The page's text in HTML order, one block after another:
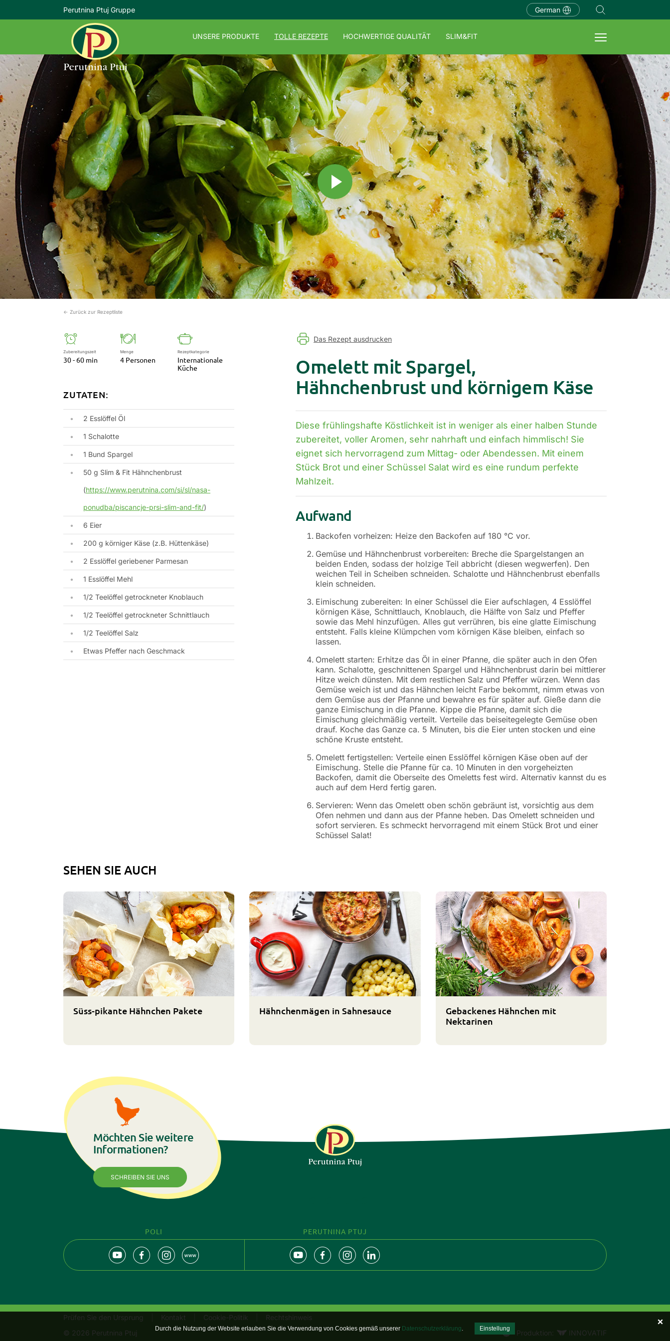
Perutnina Ptuj Gruppe German
UNSERE PRODUKTE TOLLE REZEPTE HOCHWERTIGE QUALITÄT SLIM&FIT
← Zurück zur Rezeptliste
Zubereitungszeit
30 - 60 min
Menge
4 Personen
Rezeptkategorie
Internationale
Küche
ZUTATEN:
2 Esslöffel Öl
1 Schalotte
1 Bund Spargel
50 g Slim & Fit Hähnchenbrust
(https://www.perutnina.com/si/sl/nasa-
ponudba/piscancje-prsi-slim-and-fit/)
6 Eier
200 g körniger Käse (z.B. Hüttenkäse)
2 Esslöffel geriebener Parmesan
1 Esslöffel Mehl
1/2 Teelöffel getrockneter Knoblauch
1/2 Teelöffel getrockneter Schnittlauch
1/2 Teelöffel Salz
Etwas Pfeffer nach Geschmack
Das Rezept ausdrucken
Omelett mit Spargel,
Hähnchenbrust und körnigem Käse
Diese frühlingshafte Köstlichkeit ist in weniger als einer halben Stunde
zubereitet, voller Aromen, sehr nahrhaft und einfach himmlisch! Sie
eignet sich hervorragend zum Mittag- oder Abendessen. Mit einem
Stück Brot und einer Schüssel Salat wird es eine rundum perfekte
Mahlzeit.
Aufwand
Backofen vorheizen: Heize den Backofen auf 180 °C vor.
Gemüse und Hähnchenbrust vorbereiten: Breche die Spargelstangen an
beiden Enden, sodass der holzige Teil abbricht (diesen wegwerfen). Den
weichen Teil in Scheiben schneiden. Schalotte und Hähnchenbrust ebenfalls
klein schneiden.
Eimischung zubereiten: In einer Schüssel die Eier aufschlagen, 4 Esslöffel
körnigen Käse, Schnittlauch, Knoblauch, die Hälfte von Salz und Pfeffer
sowie das Mehl hinzufügen. Alles gut verrühren, bis eine glatte Eimischung
entsteht. Falls kleine Klümpchen vom körnigen Käse bleiben, einfach so
lassen.
Omelett starten: Erhitze das Öl in einer Pfanne, die später auch in den Ofen
kann. Schalotte, geschnittenen Spargel und Hähnchenbrust darin bei mittlerer
Hitze weich dünsten. Mit dem restlichen Salz und Pfeffer würzen. Wenn das
Gemüse weich ist und das Hähnchen leicht Farbe bekommt, nimm etwas von
dem Gemüse aus der Pfanne und bewahre es für später auf. Gieße dann die
ganze Eimischung in die Pfanne. Kippe die Pfanne, damit sich die
Eimischung gleichmäßig verteilt. Verteile das beiseitegelegte Gemüse oben
drauf. Koche das Ganze ca. 5 Minuten, bis die Eier unten stocken und eine
schöne Kruste entsteht.
Omelett fertigstellen: Verteile einen Esslöffel körnigen Käse oben auf der
Eimischung. Stelle die Pfanne für ca. 10 Minuten in den vorgeheizten
Backofen, damit die Oberseite des Omeletts fest wird. Alternativ kannst du es
auch auf dem Herd fertig garen.
Servieren: Wenn das Omelett oben schön gebräunt ist, vorsichtig aus dem
Ofen nehmen und dann aus der Pfanne heben. Das Omelett schneiden und
sofort servieren. Es schmeckt hervorragend mit einem Stück Brot und einer
Schüssel Salat!
SEHEN SIE AUCH
Süss-pikante Hähnchen Pakete Hähnchenmägen in Sahnesauce
Gebackenes Hähnchen mit
Nektarinen
Möchten Sie weitere
Informationen?
SCHREIBEN SIE UNS
POLI PERUTNINA PTUJ
Prüfen Sie den Ursprung Kontakt Cookie-Politik
Rechtshinweis
© 2026 Perutnina Ptuj
Produktion: INNOVATIF
Durch die Nutzung der Website erlauben Sie die Verwendung von Cookies gemäß unserer Datenschutzerklärung. Einstellung